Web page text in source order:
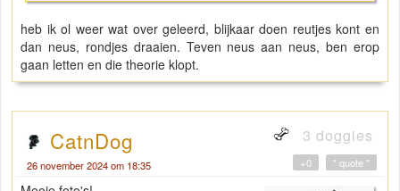
heb ik ol weer wat over geleerd, blijkaar doen reutjes kont en
dan neus, rondjes draaien. Teven neus aan neus, ben erop
gaan letten en die theorie klopt.
CatnDog 3 doggies
26 november 2024 om 18:35 " quote "
+0